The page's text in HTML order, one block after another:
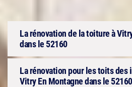
La rénovation de la toiture à
dans le 52160
La rénovation pour les toits des
Vitry En Montagne dans le 52160